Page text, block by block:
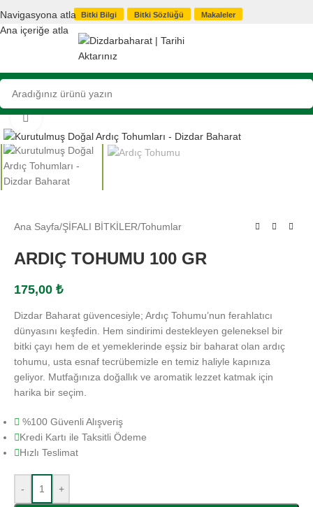
Navigasyona atla
Ana içeriğe atla
Makaleler
Bitki Sözlüğü
Bitki Bilgi
Büyütmek için tıklayın
Ana Sayfa/ŞİFALI BİTKİLER/Tohumlar
ARDIÇ TOHUMU 100 GR
175,00 ₺
Dizdar Baharat güvencesiyle; Ardıç Tohumu’nun ferahlatıcı
dünyasını keşfedin. Hem sindirimi destekleyen geleneksel bir
bitki çayı hem de et yemeklerinde eşsiz bir baharat olan ardıç
tohumu, usta esnaf tecrübemizle en temiz haliyle kapınıza
geliyor. Mutfağınıza doğallık ve aromatik lezzet katmak için
harika bir seçim.
%100 Güvenli Alışveriş
Kredi Kartı ile Taksitli Ödeme
Hızlı Teslimat
- +